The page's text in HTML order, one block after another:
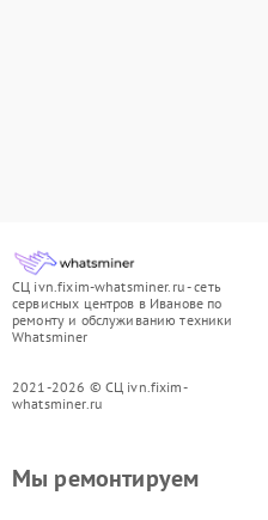
СЦ ivn.fixim-whatsminer.ru - сеть
сервисных центров в Иванове по
ремонту и обслуживанию техники
Whatsminer
2021-2026 © СЦ ivn.fixim-
whatsminer.ru
Мы ремонтируем